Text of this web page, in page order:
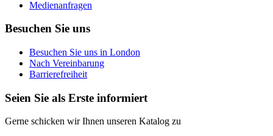
Medienanfragen
Besuchen Sie uns
Besuchen Sie uns in London
Nach Vereinbarung
Barrierefreiheit
Seien Sie als Erste informiert
Gerne schicken wir Ihnen unseren Katalog zu